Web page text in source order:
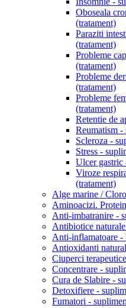
Oboseala
(tratament)
Paraziti
(tratament)
Probleme
(tratament)
Probleme
(tratament)
Probleme
(tratament)
Retentie de
Reumatism -
Scleroza -
Stress -
Ulcer gastric
Viroze
(tratament)
Alge marine /
Aminoacizi.
Anti-imbatranire -
Antibiotice
Anti-inflamatoare -
Antioxidanti
Ciuperci
Concentrare -
Cura de Slabire -
Detoxifiere -
Fumatori -